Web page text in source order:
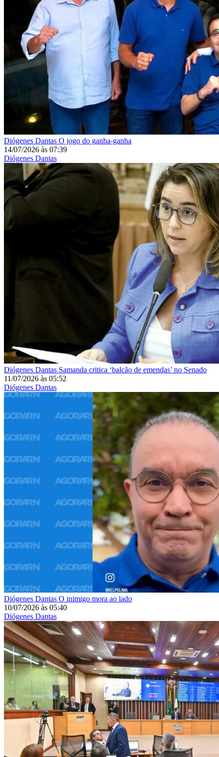
Diógenes Dantas O jogo do ganha-ganha
14/07/2026 às 07:39
Diógenes Dantas
Diógenes Dantas Samanda critica ‘balcão de emendas’ no Senado
11/07/2026 às 05:52
Diógenes Dantas
Diógenes Dantas O inimigo mora ao lado
10/07/2026 às 05:40
Diógenes Dantas